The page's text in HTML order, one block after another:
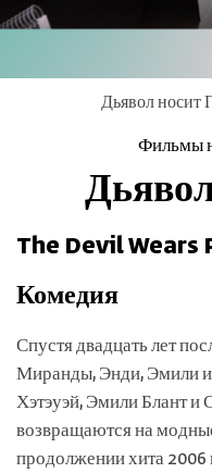
Дьявол носит
The Devil Wears
Комедия
Спустя двадцать лет
Миранды, Энди, Эмили
Хэтэуэй, Эмили Блант и
возвращаются на
продолжении хита 2006